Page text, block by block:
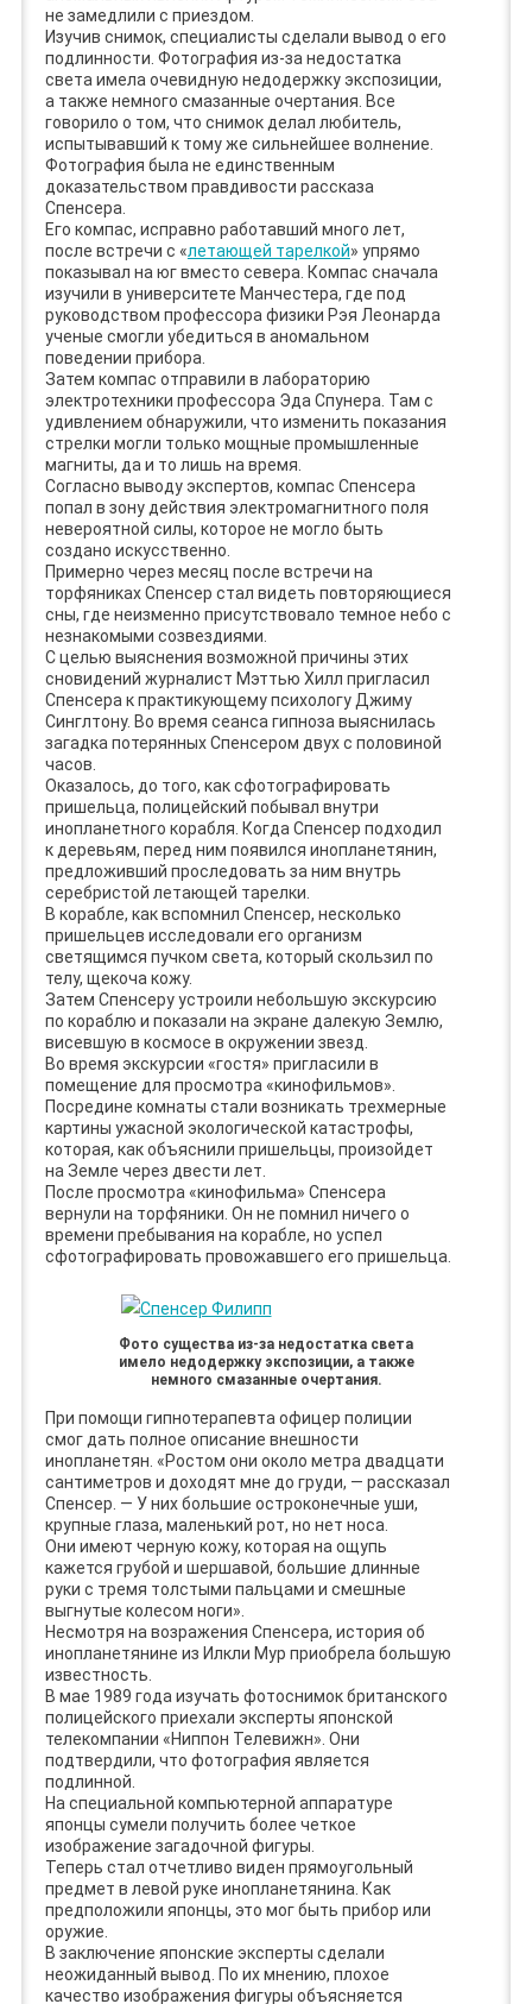
не замедлили с приездом.
Изучив снимок, специалисты сделали вывод о его
подлинности. Фотография из-за недостатка
света имела очевидную недодержку экспозиции,
а также немного смазанные очертания. Все
говорило о том, что снимок делал любитель,
испытывавший к тому же сильнейшее волнение.
Фотография была не единственным
доказательством правдивости рассказа
Спенсера.
Его компас, исправно работавший много лет,
после встречи с «летающей тарелкой» упрямо
показывал на юг вместо севера. Компас сначала
изучили в университете Манчестера, где под
руководством профессора физики Рэя Леонарда
ученые смогли убедиться в аномальном
поведении прибора.
Затем компас отправили в лабораторию
электротехники профессора Эда Спунера. Там с
удивлением обнаружили, что изменить показания
стрелки могли только мощные промышленные
магниты, да и то лишь на время.
Согласно выводу экспертов, компас Спенсера
попал в зону действия электромагнитного поля
невероятной силы, которое не могло быть
создано искусственно.
Примерно через месяц после встречи на
торфяниках Спенсер стал видеть повторяющиеся
сны, где неизменно присутствовало темное небо с
незнакомыми созвездиями.
С целью выяснения возможной причины этих
сновидений журналист Мэттью Хилл пригласил
Спенсера к практикующему психологу Джиму
Синглтону. Во время сеанса гипноза выяснилась
загадка потерянных Спенсером двух с половиной
часов.
Оказалось, до того, как сфотографировать
пришельца, полицейский побывал внутри
инопланетного корабля. Когда Спенсер подходил
к деревьям, перед ним появился инопланетянин,
предложивший проследовать за ним внутрь
серебристой летающей тарелки.
В корабле, как вспомнил Спенсер, несколько
пришельцев исследовали его организм
светящимся пучком света, который скользил по
телу, щекоча кожу.
Затем Спенсеру устроили небольшую экскурсию
по кораблю и показали на экране далекую Землю,
висевшую в космосе в окружении звезд.
Во время экскурсии «гостя» пригласили в
помещение для просмотра «кинофильмов».
Посредине комнаты стали возникать трехмерные
картины ужасной экологической катастрофы,
которая, как объяснили пришельцы, произойдет
на Земле через двести лет.
После просмотра «кинофильма» Спенсера
вернули на торфяники. Он не помнил ничего о
времени пребывания на корабле, но успел
сфотографировать провожавшего его пришельца.
Фото существа из-за недостатка света
имело недодержку экспозиции, а также
немного смазанные очертания.
При помощи гипнотерапевта офицер полиции
смог дать полное описание внешности
инопланетян. «Ростом они около метра двадцати
сантиметров и доходят мне до груди, — рассказал
Спенсер. — У них большие остроконечные уши,
крупные глаза, маленький рот, но нет носа.
Они имеют черную кожу, которая на ощупь
кажется грубой и шершавой, большие длинные
руки с тремя толстыми пальцами и смешные
выгнутые колесом ноги».
Несмотря на возражения Спенсера, история об
инопланетянине из Илкли Мур приобрела большую
известность.
В мае 1989 года изучать фотоснимок британского
полицейского приехали эксперты японской
телекомпании «Ниппон Телевижн». Они
подтвердили, что фотография является
подлинной.
На специальной компьютерной аппаратуре
японцы сумели получить более четкое
изображение загадочной фигуры.
Теперь стал отчетливо виден прямоугольный
предмет в левой руке инопланетянина. Как
предположили японцы, это мог быть прибор или
оружие.
В заключение японские эксперты сделали
неожиданный вывод. По их мнению, плохое
качество изображения фигуры объясняется